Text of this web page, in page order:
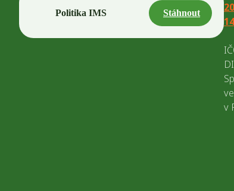
Politika IMS Stáhnout
v